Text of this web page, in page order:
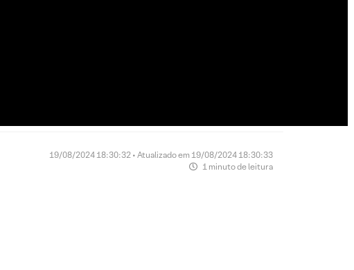
19/08/2024 18:30:32 • Atualizado em 19/08/2024 18:30:33
1 minuto de leitura